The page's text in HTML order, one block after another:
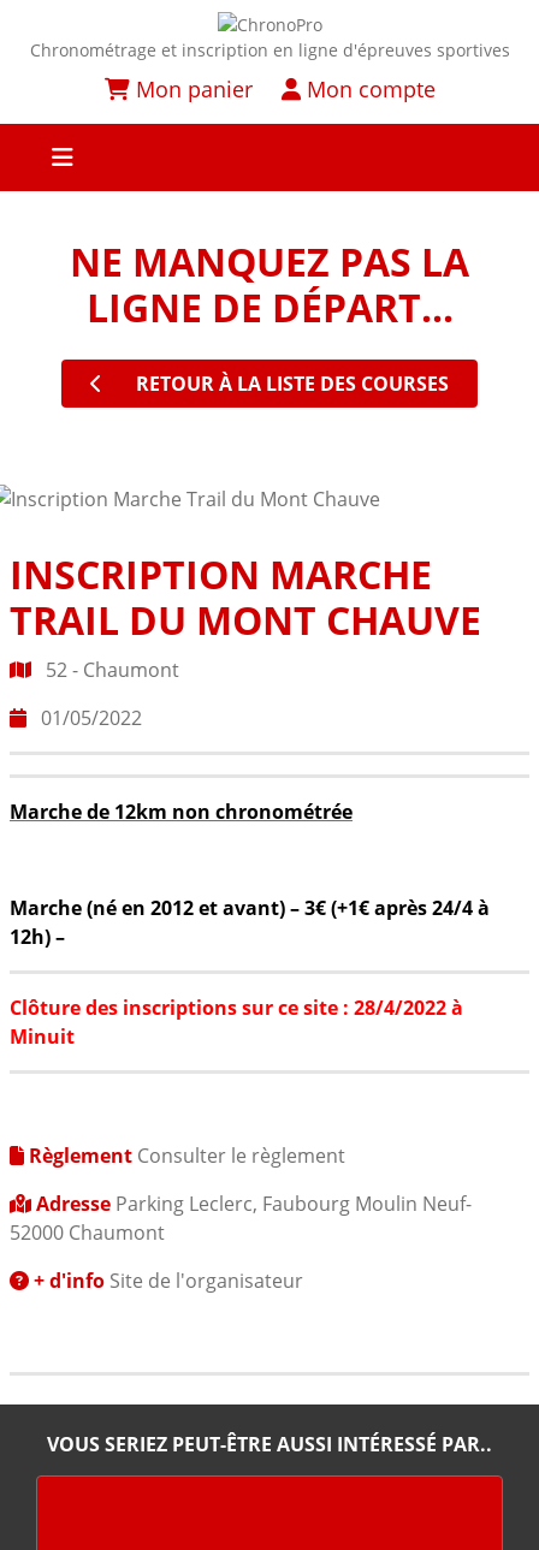
Chronométrage et inscription en ligne d'épreuves sportives
Mon panier Mon compte
NE MANQUEZ PAS LA
LIGNE DE DÉPART...
RETOUR À LA LISTE DES COURSES
INSCRIPTION MARCHE
TRAIL DU MONT CHAUVE
52 - Chaumont
01/05/2022
Marche de 12km non chronométrée
Marche (né en 2012 et avant) – 3€ (+1€ après 24/4 à
12h) –
Clôture des inscriptions sur ce site : 28/4/2022 à
Minuit
Règlement Consulter le règlement
Adresse Parking Leclerc, Faubourg Moulin Neuf-
52000 Chaumont
+ d'info Site de l'organisateur
VOUS SERIEZ PEUT-ÊTRE AUSSI INTÉRESSÉ PAR..